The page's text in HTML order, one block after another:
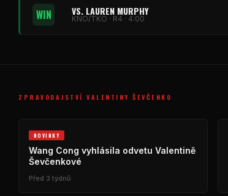
WIN VS. LAUREN MURPHY
KNO/TKO · R4 · 4:00
ZPRAVODAJSTVÍ VALENTINY ŠEVČENKO
NOVINKY
Wang Cong vyhlásila odvetu Valentině
Ševčenkové
Před 3 týdnů